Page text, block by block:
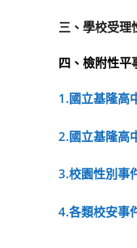
三、學校受
四、檢附性平
1.國立基隆高
2.國立基隆高
3.校園性別事
4.各類校安事